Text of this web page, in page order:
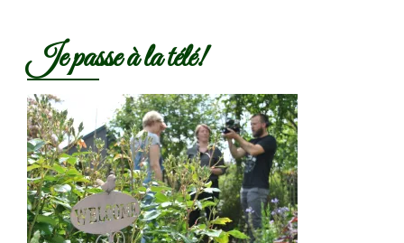
Je passe à la télé!